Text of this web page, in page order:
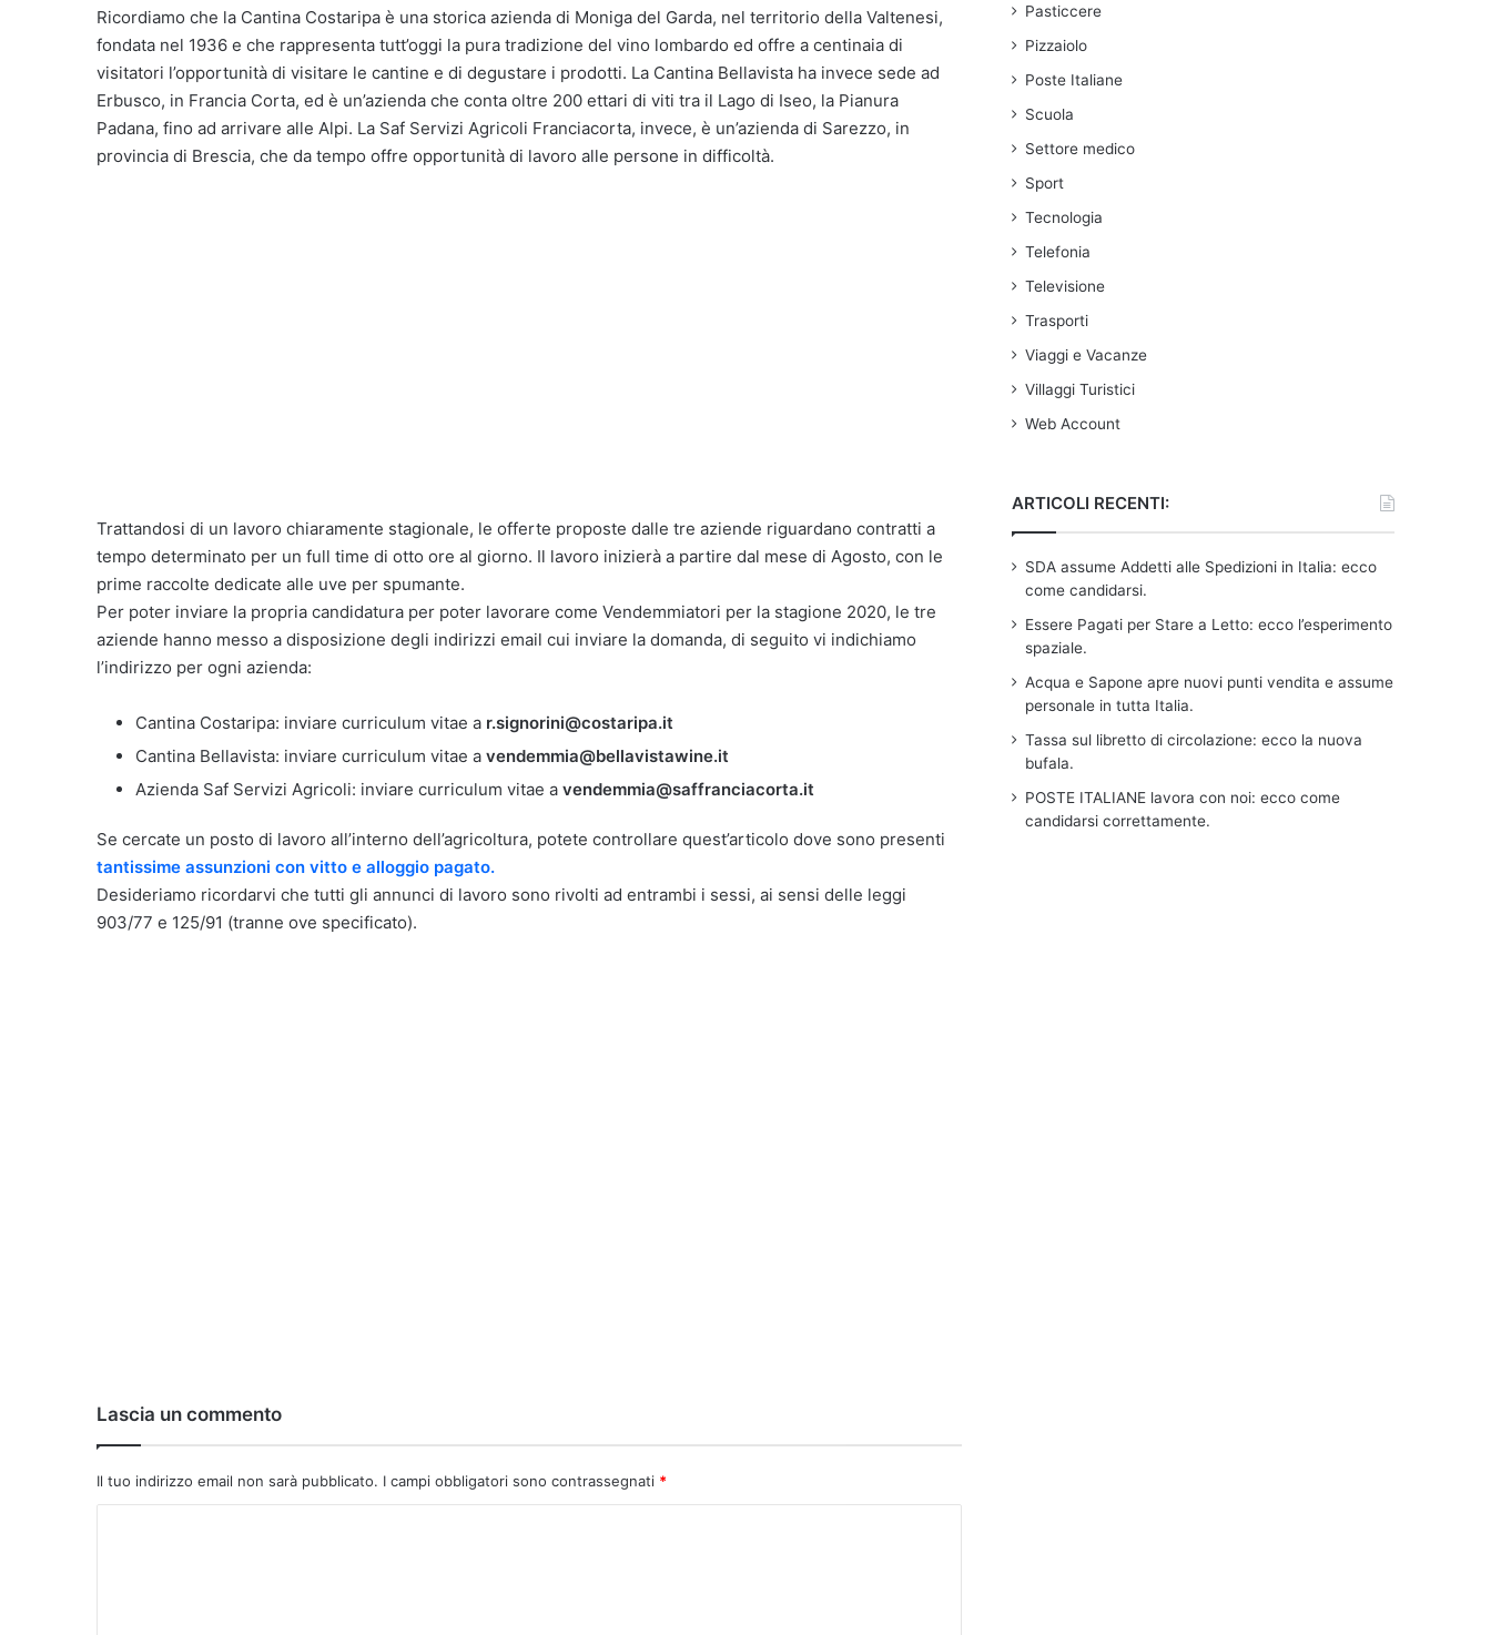
Ricordiamo che la Cantina Costaripa è una storica azienda di Moniga del Garda, nel territorio della Valtenesi,
fondata nel 1936 e che rappresenta tutt’oggi la pura tradizione del vino lombardo ed offre a centinaia di
visitatori l’opportunità di visitare le cantine e di degustare i prodotti. La Cantina Bellavista ha invece sede ad
Erbusco, in Francia Corta, ed è un’azienda che conta oltre 200 ettari di viti tra il Lago di Iseo, la Pianura
Padana, fino ad arrivare alle Alpi. La Saf Servizi Agricoli Franciacorta, invece, è un’azienda di Sarezzo, in
provincia di Brescia, che da tempo offre opportunità di lavoro alle persone in difficoltà.
Trattandosi di un lavoro chiaramente stagionale, le offerte proposte dalle tre aziende riguardano contratti a
tempo determinato per un full time di otto ore al giorno. Il lavoro inizierà a partire dal mese di Agosto, con le
prime raccolte dedicate alle uve per spumante.
Per poter inviare la propria candidatura per poter lavorare come Vendemmiatori per la stagione 2020, le tre
aziende hanno messo a disposizione degli indirizzi email cui inviare la domanda, di seguito vi indichiamo
l’indirizzo per ogni azienda:
Cantina Costaripa: inviare curriculum vitae a r.signorini@costaripa.it
Cantina Bellavista: inviare curriculum vitae a vendemmia@bellavistawine.it
Azienda Saf Servizi Agricoli: inviare curriculum vitae a vendemmia@saffranciacorta.it
Se cercate un posto di lavoro all’interno dell’agricoltura, potete controllare quest’articolo dove sono presenti
tantissime assunzioni con vitto e alloggio pagato.
Desideriamo ricordarvi che tutti gli annunci di lavoro sono rivolti ad entrambi i sessi, ai sensi delle leggi
903/77 e 125/91 (tranne ove specificato).
Lascia un commento
Il tuo indirizzo email non sarà pubblicato. I campi obbligatori sono contrassegnati *
Pasticcere
Pizzaiolo
Poste Italiane
Scuola
Settore medico
Sport
Tecnologia
Telefonia
Televisione
Trasporti
Viaggi e Vacanze
Villaggi Turistici
Web Account
ARTICOLI RECENTI:
SDA assume Addetti alle Spedizioni in Italia: ecco
come candidarsi.
Essere Pagati per Stare a Letto: ecco l’esperimento
spaziale.
Acqua e Sapone apre nuovi punti vendita e assume
personale in tutta Italia.
Tassa sul libretto di circolazione: ecco la nuova
bufala.
POSTE ITALIANE lavora con noi: ecco come
candidarsi correttamente.